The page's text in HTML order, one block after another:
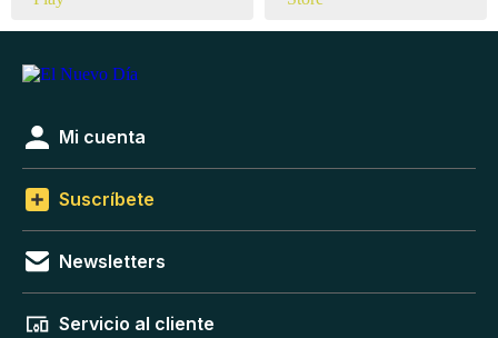
Mi cuenta
Suscríbete
Newsletters
Servicio al cliente